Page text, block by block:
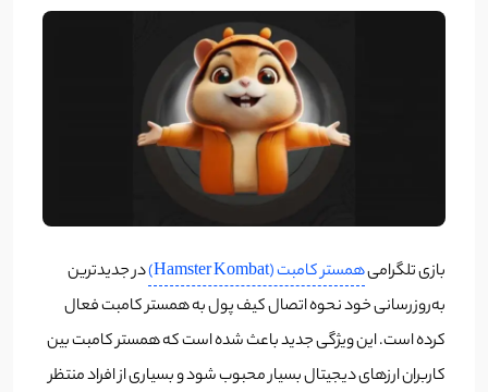
بازی تلگرامیهمستر کامبت (Hamster Kombat)
در جدیدترین
به‌روزرسانی خود نحوه اتصال کیف پول به همستر کامبت فعال
کرده است. این ویژگی جدید باعث شده است که همستر کامبت بین
کاربران ارزهای دیجیتال بسیار محبوب شود و بسیاری از افراد منتظر